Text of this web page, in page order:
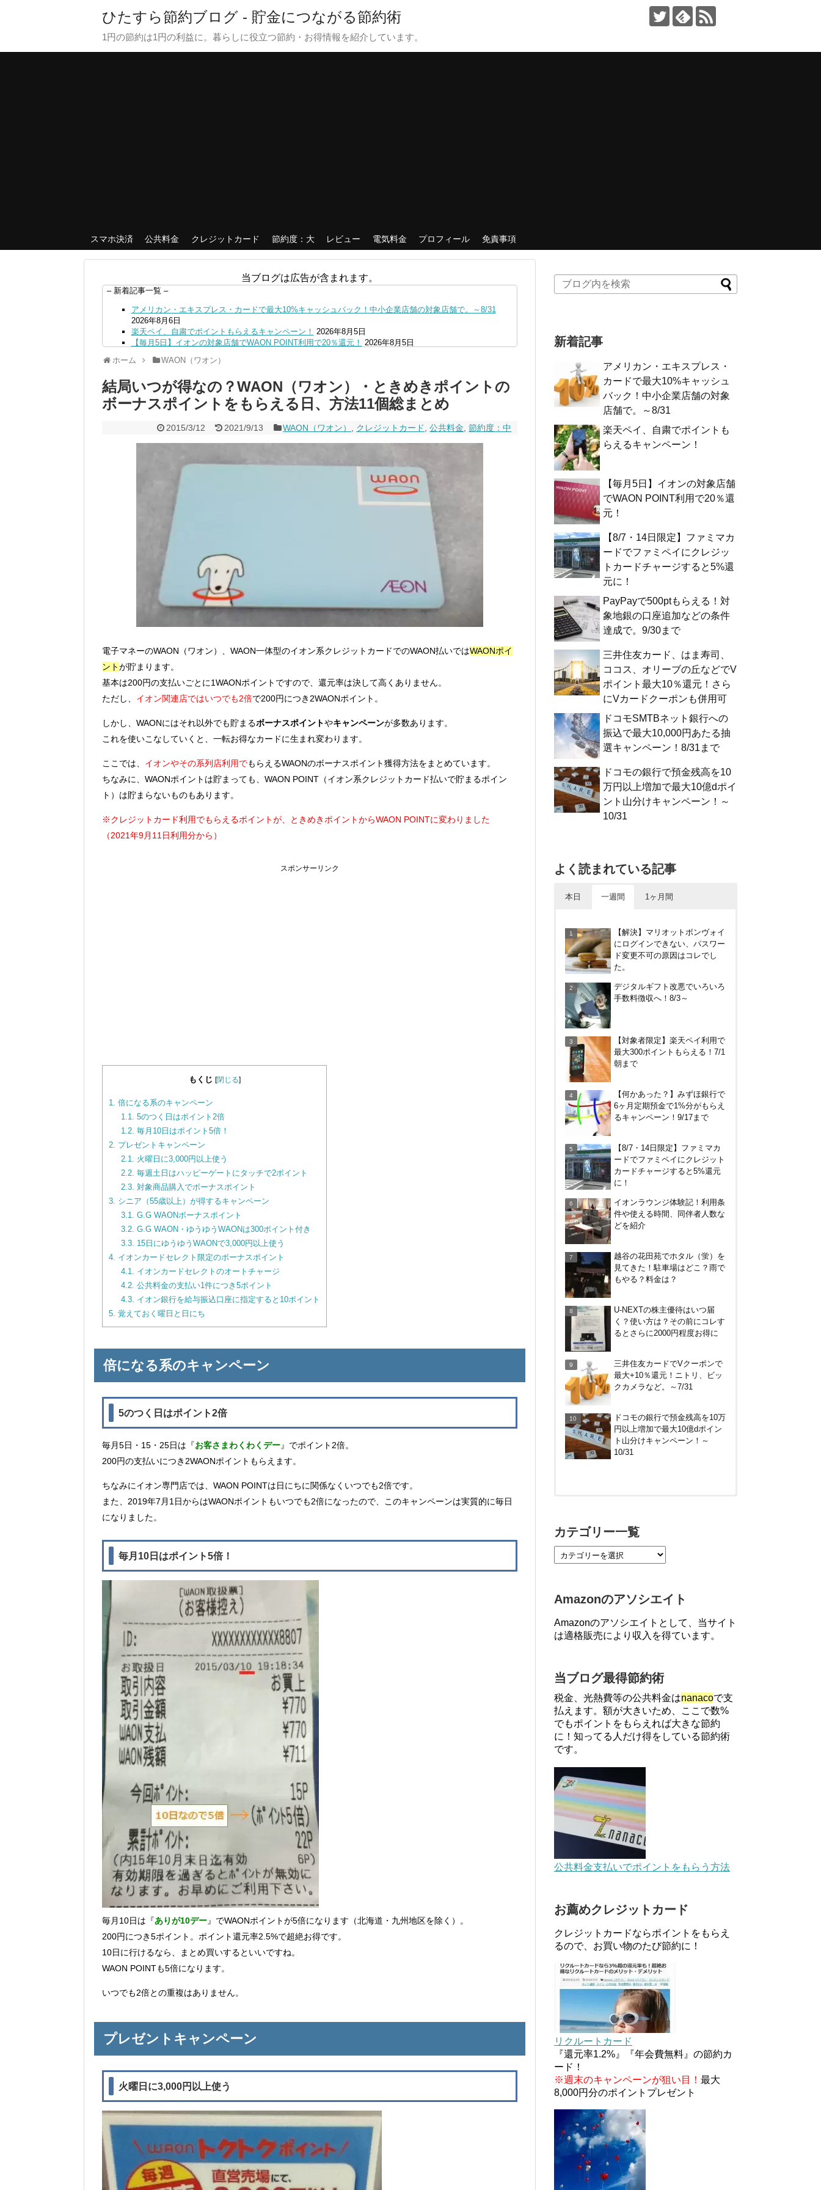
ひたすら節約ブログ - 貯金につながる節約術
1円の節約は1円の利益に。暮らしに役立つ節約・お得情報を紹介しています。
スマホ決済 公共料金 クレジットカード 節約度：大 レビュー 電気料金 プロフィール 免責事項
当ブログは広告が含まれます。
– 新着記事一覧 –
アメリカン・エキスプレス・カードで最大10%キャッシュバック！中小企業店舗の対象店舗で。～8/31
2026年8月6日
楽天ペイ、自粛でポイントもらえるキャンペーン！ 2026年8月5日
【毎月5日】イオンの対象店舗でWAON POINT利用で20％還元！ 2026年8月5日
4日
三井住友カード、はま寿司、ココス、オリーブの丘などでVポイント最大10％還元！さらにVカードクーポ
ンも併用可 2026年8月4日
ドコモSMTBネット銀行への振込で最大10,000円あたる抽選キャンペーン！8/31まで 2026年8月3日
デジタルギフト改悪でいろいろ手数料徴収へ！8/3～ 2026年8月1日
Vポイントpay利用で最大10%還元！8/31まで 2026年8月1日
V NEOBANK改悪！還元率1.25%に、チャージ系対象外へ！11月から 2026年8月1日
ドットマネーが再開！8/12から。でも未完了のポイント有効期限が8月末まで？ 2026年7月31日
【2026年夏】dポイント交換キャンペーンが見逃せない！最大15%増量のチャンス。8/1~31あたりまで
2026年7月31日
au PAY 残高チャージで最大10000円もらえる！じぶん銀行からチャージで抽選。8/31まで
ホーム WAON（ワオン）
結局いつが得なの？WAON（ワオン）・ときめきポイントの
ボーナスポイントをもらえる日、方法11個総まとめ
2015/3/12 2021/9/13 WAON（ワオン） クレジットカード ,公共料金 ,節約度：中
電子マネーのWAON（ワオン）、WAON一体型のイオン系クレジットカードでのWAON払いではWAONポイ
ントが貯まります。
基本は200円の支払いごとに1WAONポイントですので、還元率は決して高くありません。
ただし、 イオン関連店ではいつでも2倍で200円につき2WAONポイント。
しかし、WAONにはそれ以外でも貯まるボーナスポイントやキャンペーンが多数あります。
これを使いこなしていくと、一転お得なカードに生まれ変わります。
ここでは、 イオンやその系列店利用でもらえるWAONのボーナスポイント獲得方法をまとめています。
ちなみに、WAONポイントは貯まっても、WAON POINT（イオン系クレジットカード払いで貯まるポイン
ト）は貯まらないものもあります。
※クレジットカード利用でもらえるポイントが、ときめきポイントからWAON POINTに変わりました
（2021年9月11日利用分から）
スポンサーリンク
もくじ [閉じる]
1. 倍になる系のキャンペーン
1.1. 5のつく日はポイント2倍
1.2. 毎月10日はポイント5倍！
2. プレゼントキャンペーン
2.1. 火曜日に3,000円以上使う
2.2. 毎週土日はハッピーゲートにタッチで2ポイント
2.3. 対象商品購入でボーナスポイント
3. シニア（55歳以上）が得するキャンペーン
3.1. G.G WAONボーナスポイント
3.2. G.G WAON・ゆうゆうWAONは300ポイント付き
3.3. 15日にゆうゆうWAONで3,000円以上使う
4. イオンカードセレクト限定のボーナスポイント
4.1. イオンカードセレクトのオートチャージ
4.2. 公共料金の支払い1件につき5ポイント
4.3. イオン銀行を給与振込口座に指定すると10ポイント
5. 覚えておく曜日と日にち
倍になる系のキャンペーン
5のつく日はポイント2倍
毎月5日・15・25日は『お客さまわくわくデー』でポイント2倍。
200円の支払いにつき2WAONポイントもらえます。
ちなみにイオン専門店では、WAON POINTは日にちに関係なくいつでも2倍です。
また、2019年7月1日からはWAONポイントもいつでも2倍になったので、このキャンペーンは実質的に毎日
になりました。
毎月10日はポイント5倍！
毎月10日は『ありが10デー』でWAONポイントが5倍になります（北海道・九州地区を除く）。
200円につき5ポイント。ポイント還元率2.5%で超絶お得です。
10日に行けるなら、まとめ買いするといいですね。
WAON POINTも5倍になります。
いつでも2倍との重複はありません。
プレゼントキャンペーン
火曜日に3,000円以上使う
新着記事
アメリカン・エキスプレス・
カードで最大10%キャッシュ
バック！中小企業店舗の対象
店舗で。～8/31
楽天ペイ、自粛でポイントも
らえるキャンペーン！
【毎月5日】イオンの対象店舗
でWAON POINT利用で20％還
元！
【8/7・14日限定】ファミマカ
ードでファミペイにクレジッ
トカードチャージすると5%還
元に！
PayPayで500ptもらえる！対
象地銀の口座追加などの条件
達成で。9/30まで
三井住友カード、はま寿司、
ココス、オリーブの丘などでV
ポイント最大10％還元！さら
にVカードクーポンも併用可
ドコモSMTBネット銀行への
振込で最大10,000円あたる抽
選キャンペーン！8/31まで
ドコモの銀行で預金残高を10
万円以上増加で最大10億dポイ
ント山分けキャンペーン！～
10/31
よく読まれている記事
本日 一週間 1ヶ月間
6ヶ月定期預金で1%分がもらえ
るキャンペーン！9/17まで
お得！一日乗車券売り場やメリ
ット・デメリットを解説
グ商品券買うと今だけ4％増
量！Yahoo!ふるさと納税で使お
う
（アクセス）徹底ガイド！
もそれが一番！割引や違約金
は？
た！料金は無料？購入後の対
応、仕上がり時間などまとめ
ント、dポイントに交換する方
法！重要注意点あり
にログインできない、パスワー
ド変更不可の原因はコレでし
た。
おも15円で買える裏技あり】
Amazonギフト券の最低額が
100円～に改悪！デジタルは10
【解決】マリオットボンヴォイ
にログインできない、パスワー
ド変更不可の原因はコレでし
た。
デジタルギフト改悪でいろいろ
手数料徴収へ！8/3～
【対象者限定】楽天ペイ利用で
最大300ポイントもらえる！7/1
朝まで
【何かあった？】みずほ銀行で
6ヶ月定期預金で1%分がもらえ
るキャンペーン！9/17まで
【8/7・14日限定】ファミマカ
ードでファミペイにクレジット
カードチャージすると5%還元
に！
イオンラウンジ体験記！利用条
件や使える時間、同伴者人数な
どを紹介
越谷の花田苑でホタル（蛍）を
見てきた！駐車場はどこ？雨で
もやる？料金は？
U-NEXTの株主優待はいつ届
く？使い方は？その前にコレす
るとさらに2000円程度お得に
三井住友カードでVクーポンで
最大+10％還元！ニトリ、ビッ
クカメラなど。～7/31
ドコモの銀行で預金残高を10万
円以上増加で最大10億dポイン
ト山分けキャンペーン！～
10/31
朝まで
【7/21まで】エアウォレット
元、登録、紹介コード wtffz4c
【2倍増量】PayPayカード、ま
るごとフラットリボ登録と3回
【解決】マリオットボンヴォイ
にログインできない、パスワー
ド変更不可の原因はコレでし
た。
住信SBIネット銀行のデビット
【対象者限定】楽天ペイで決済
すると最大300ポイントキャン
ペーン！～6/1
デジタルギフト改悪でいろいろ
手数料徴収へ！8/3～
らべるギフト」がファミリマー
WAON1%還元で新ルート誕
生！？
JCBカードWでApple Pay追加
時のナビダイヤル0570を回避す
る方法
ソニーフィナンシャルグループ
の株主限定！2万円もらえる口
座開設キャンペーン。7/31まで
カテゴリー一覧
Amazonのアソシエイト
Amazonのアソシエイトとして、当サイト
は適格販売により収入を得ています。
当ブログ最得節約術
税金、光熱費等の公共料金はnanacoで支
払えます。額が大きいため、ここで数%
でもポイントをもらえれば大きな節約
に！知ってる人だけ得をしている節約術
です。
公共料金支払いでポイントをもらう方法
お薦めクレジットカード
クレジットカードならポイントをもらえ
るので、お買い物のたび節約に！
リクルートカード
『還元率1.2%』『年会費無料』の節約カ
ード！
※週末のキャンペーンが狙い目！ 最大
8,000円分のポイントプレゼント